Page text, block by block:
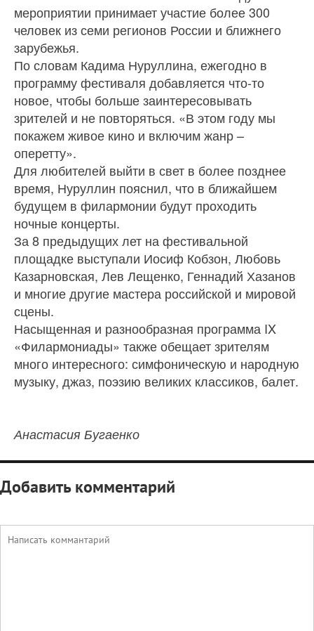
мероприятии принимает участие более 300
человек из семи регионов России и ближнего
зарубежья.
По словам Кадима Нуруллина, ежегодно в
программу фестиваля добавляется что-то
новое, чтобы больше заинтересовывать
зрителей и не повторяться. «В этом году мы
покажем живое кино и включим жанр –
оперетту».
Для любителей выйти в свет в более позднее
время, Нуруллин пояснил, что в ближайшем
будущем в филармонии будут проходить
ночные концерты.
За 8 предыдущих лет на фестивальной
площадке выступали Иосиф Кобзон, Любовь
Казарновская, Лев Лещенко, Геннадий Хазанов
и многие другие мастера российской и мировой
сцены.
Насыщенная и разнообразная программа IX
«Филармониады» также обещает зрителям
много интересного: симфоническую и народную
музыку, джаз, поэзию великих классиков, балет.
Анастасия Бугаенко
Добавить комментарий